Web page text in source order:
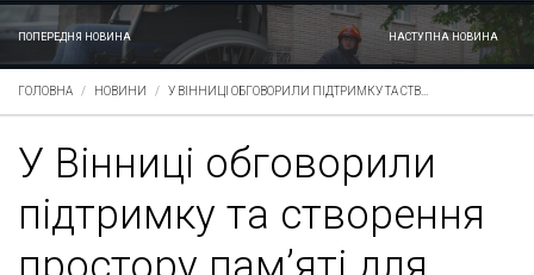
ПОПЕРЕДНЯ НОВИНА НАСТУПНА НОВИНА
ГОЛОВНА НОВИНИ У ВІННИЦІ ОБГОВОРИЛИ ПІДТРИМКУ ТА СТВ...
У Вінниці обговорили
підтримку та створення